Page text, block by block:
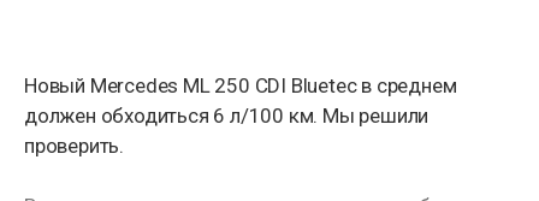
Новый Mercedes ML 250 CDI Bluetec в среднем
должен обходиться 6 л/100 км. Мы решили
проверить.